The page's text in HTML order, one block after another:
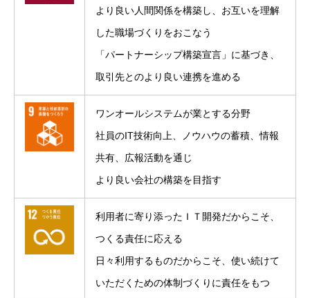
より良い人間関係を構築し、お互いを理解
した職場づくりをおこなう
「パートナーシップ構築宣言」に基づき、
取引先とのより良い連携を進める
ワンオールシステムが業とする分野
社員のIT技術向上、ノウハウの蓄積、情報
共有、広報活動を通じ
より良い会社の構築を目指す
利用者に寄り添ったＩＴ開発だからこそ、
つくる責任に応える
日々利用するものだからこそ、使い続けて
いただくための体制づくりに責任をもつ